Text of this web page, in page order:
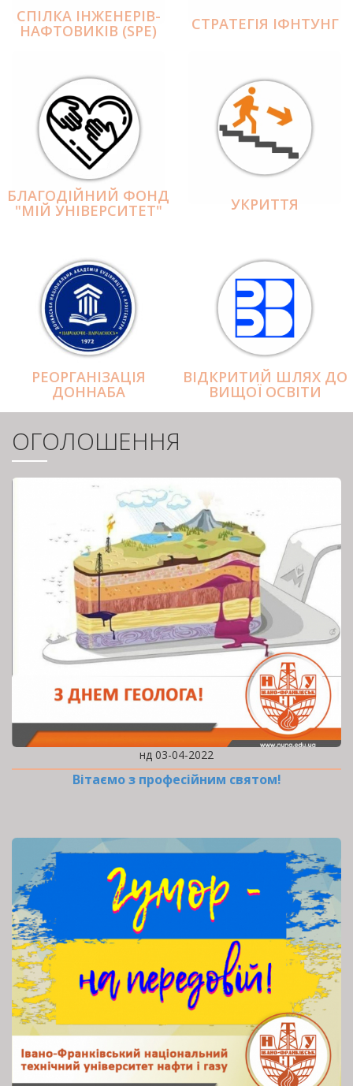
СПІЛКА ІНЖЕНЕРІВ-
НАФТОВИКІВ (SPE) СТРАТЕГІЯ ІФНТУНГ
БЛАГОДІЙНИЙ ФОНД
"МІЙ УНІВЕРСИТЕТ" УКРИТТЯ
РЕОРГАНІЗАЦІЯ
ДОННАБА
ВІДКРИТИЙ ШЛЯХ ДО
ВИЩОЇ ОСВІТИ
ОГОЛОШЕННЯ
нд 03-04-2022
Вітаємо з професійним святом!